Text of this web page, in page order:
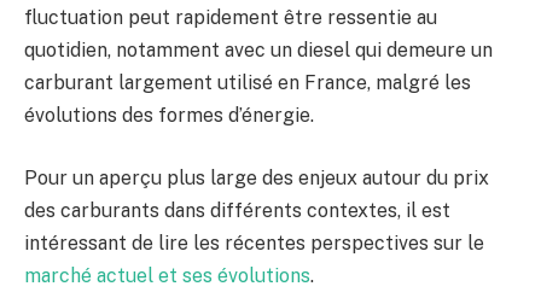
fluctuation peut rapidement être ressentie au
quotidien, notamment avec un diesel qui demeure un
carburant largement utilisé en France, malgré les
évolutions des formes d’énergie.
Pour un aperçu plus large des enjeux autour du prix
des carburants dans différents contextes, il est
intéressant de lire les récentes perspectives sur le
marché actuel et ses évolutions.